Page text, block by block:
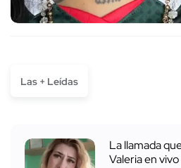
Las + Leídas
La llamada
Valeria en vivo